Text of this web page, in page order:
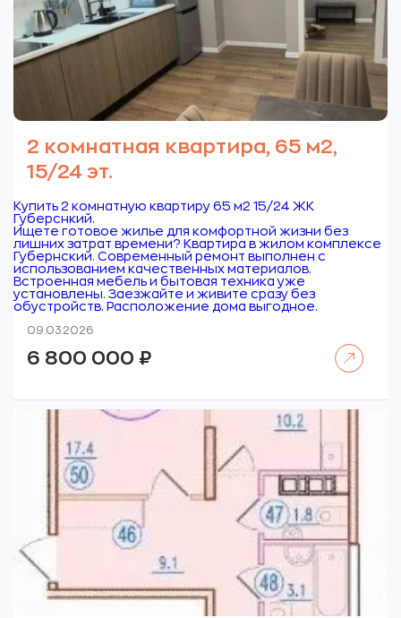
2 комнатная квартира, 65 м2,
15/24 эт.
Купить 2 комнатную квартиру 65 м2 15/24 ЖК
Губерснкий.
Ищете готовое жилье для комфортной жизни без
лишних затрат времени? Квартира в жилом комплексе
Губернский. Современный ремонт выполнен с
использованием качественных материалов.
Встроенная мебель и бытовая техника уже
установлены. Заезжайте и живите сразу без
обустройств. Расположение дома выгодное.
09.03.2026
6 800 000 ₽